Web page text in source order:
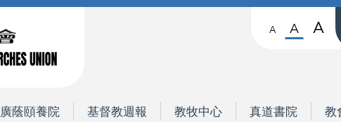
A A A
廣蔭頤養院 基督教週報 教牧中心 真道書院 教